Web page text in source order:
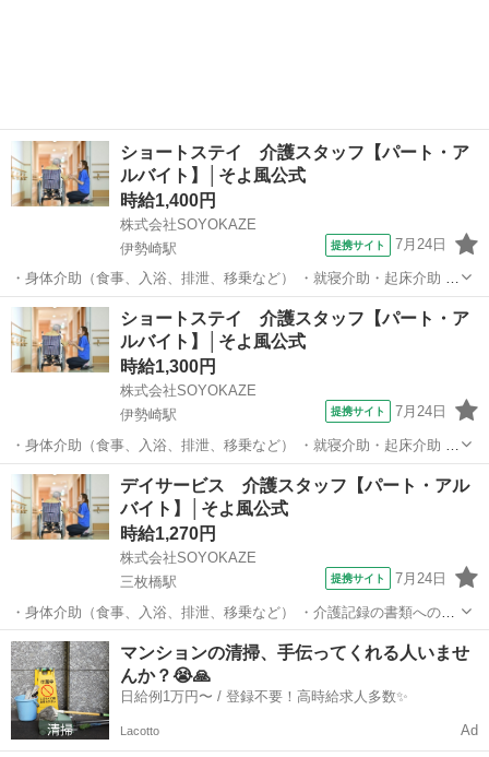
ショートステイ 介護スタッフ【パート・ア
ルバイト】│そよ風公式
時給1,400円
株式会社SOYOKAZE
伊勢崎駅
提携サイト 7月24日
・身体介助（食事、入浴、排泄、移乗など） ・就寝介助・起床介助 ・
介護記録の書類への記入（ご利用報告など、簡単なＰＣ操作） ・機能
訓練補助業務 ・レクリエーションや体操の実施 ・清掃、洗濯などの間
接業務 ・食事の準備、お茶と...
群馬 伊勢崎市 伊勢崎駅 介護
ショートステイ 介護スタッフ【パート・ア
ルバイト】│そよ風公式
時給1,300円
株式会社SOYOKAZE
伊勢崎駅
提携サイト 7月24日
・身体介助（食事、入浴、排泄、移乗など） ・就寝介助・起床介助 ・
介護記録の書類への記入（ご利用報告など、簡単なＰＣ操作） ・機能
訓練補助業務 ・レクリエーションや体操の実施 ・清掃、洗濯などの間
接業務 ・食事の準備、お茶と...
群馬 伊勢崎市 伊勢崎駅 介護
デイサービス 介護スタッフ【パート・アル
バイト】│そよ風公式
時給1,270円
株式会社SOYOKAZE
三枚橋駅
提携サイト 7月24日
・身体介助（食事、入浴、排泄、移乗など） ・介護記録の書類への記
入（ご利用報告など、簡単なＰＣ操作） ・機能訓練補助業務 ・レクリ
エーションや体操の実施 ・清掃、洗濯などの間接業務 ・食事の準備、
お茶とおやつ出し ・送迎・添...
群馬 太田市 介護
マンションの清掃、手伝ってくれる人いませ
んか？😭🙏
日給例1万円〜 / 登録不要！高時給求人多数✨
Lacotto Ad